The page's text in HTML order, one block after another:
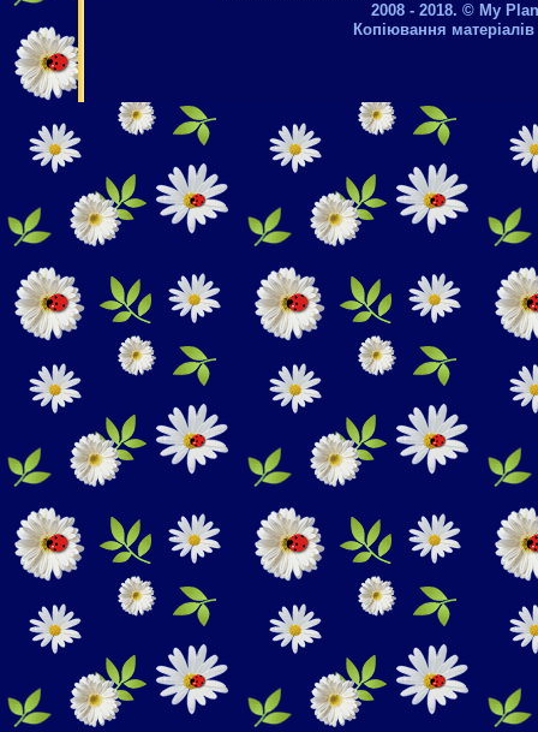
2008 - 2018. © My
Копіювання